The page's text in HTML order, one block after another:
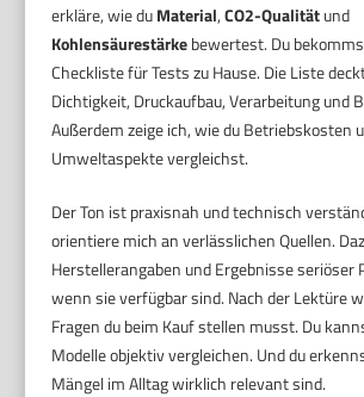
erkläre, wie duMaterial,CO2-Qualitätund
Kohlensäurestärkebewertest. Du
Checkliste für Tests zu Hause. Die Liste
Dichtigkeit, Druckaufbau, Verarbeitung und
Außerdem zeige ich, wie du Betriebskosten
Umweltaspekte vergleichst.
Der Ton ist praxisnah und technisch
orientiere mich an verlässlichen Quellen.
Herstellerangaben und Ergebnisse seriöser
wenn sie verfügbar sind. Nach der Lektüre
Fragen du beim Kauf stellen musst. Du
Modelle objektiv vergleichen. Und du
Mängel im Alltag wirklich relevant sind.